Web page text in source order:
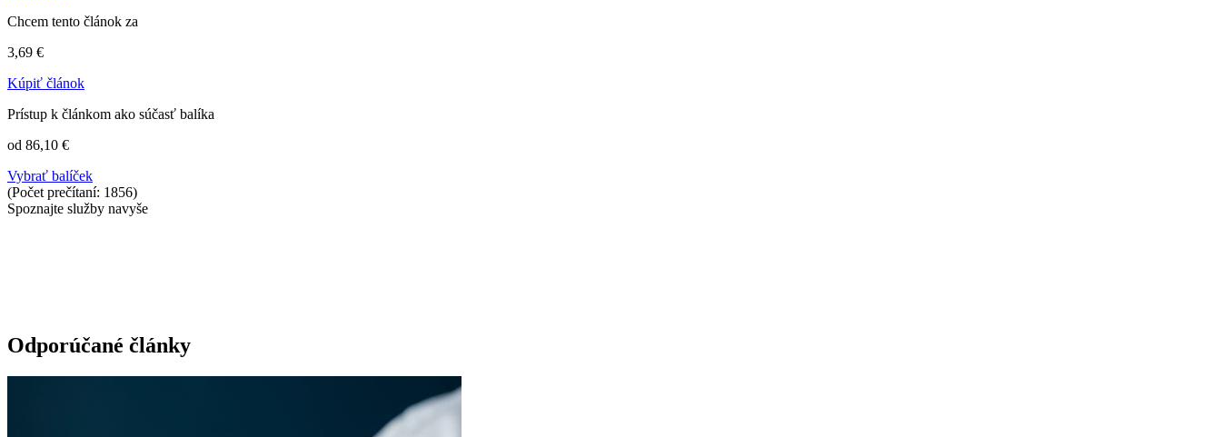
Chcem tento článok za
3,69 €
Kúpiť článok
Prístup k článkom ako súčasť balíka
od 86,10 €
Vybrať balíček
(Počet prečítaní: 1856)
Spoznajte služby navyše
Odporúčané články